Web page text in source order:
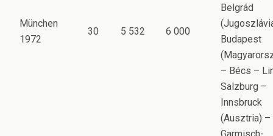
München
1972
30 5 532 6 000
Belgrád
Budapest
– Bécs –
Salzburg –
Innsbruck
(Ausztria) –
Garmisch-